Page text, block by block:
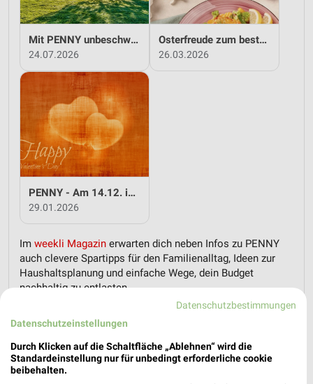
Mit PENNY unbeschwert in den Sommer!
24.07.2026
Osterfreude zum besten Preis - mit PENNY!
26.03.2026
PENNY - Am 14.12. ist Valentinstag
29.01.2026
Im weekli Magazin erwarten dich neben Infos zu PENNY
auch clevere Spartipps für den Familienalltag, Ideen zur
Haushaltsplanung und einfache Wege, dein Budget
nachhaltig zu entlasten.
Datenschutzbestimmungen
Datenschutzeinstellungen
Durch Klicken auf die Schaltfläche „Ablehnen“ wird die
Standardeinstellung nur für unbedingt erforderliche cookie
beibehalten.